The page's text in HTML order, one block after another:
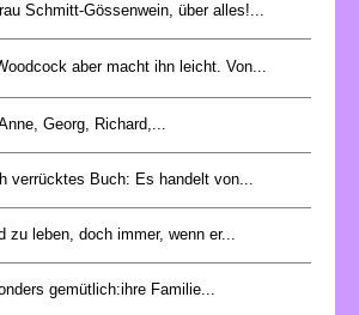
Schmitt-Gössenwein, über alles!...
aber macht ihn leicht. Von...
Georg, Richard,...
verrücktes Buch: Es handelt von...
leben, doch immer, wenn er...
gemütlich:ihre Familie...